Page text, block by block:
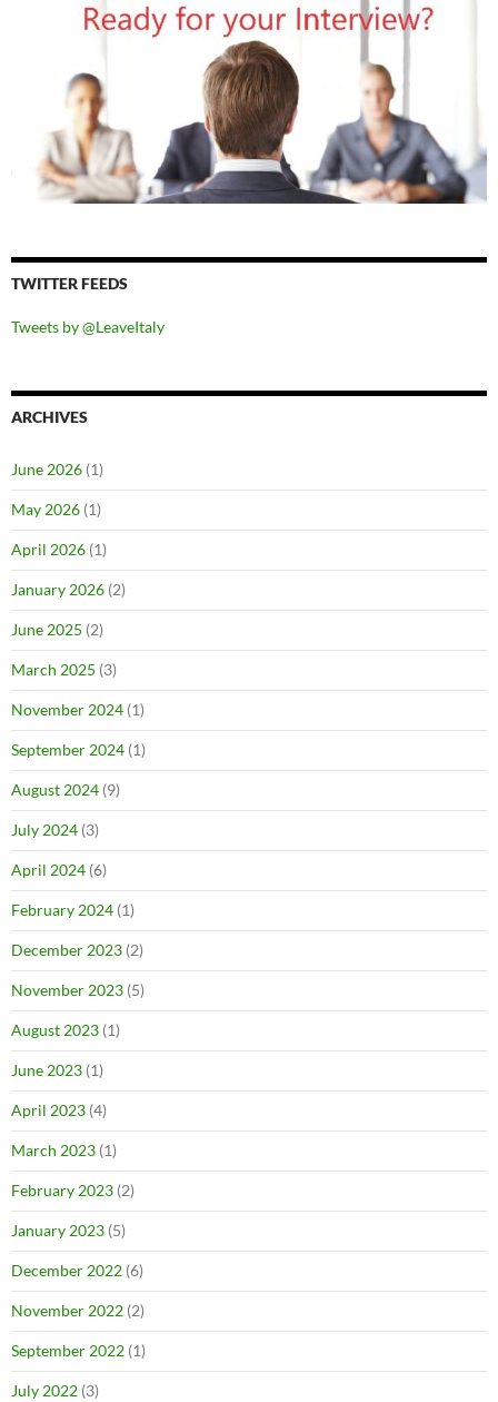
TWITTER FEEDS
Tweets by @LeaveItaly
ARCHIVES
June 2026 (1)
May 2026 (1)
April 2026 (1)
January 2026 (2)
June 2025 (2)
March 2025 (3)
November 2024 (1)
September 2024 (1)
August 2024 (9)
July 2024 (3)
April 2024 (6)
February 2024 (1)
December 2023 (2)
November 2023 (5)
August 2023 (1)
June 2023 (1)
April 2023 (4)
March 2023 (1)
February 2023 (2)
January 2023 (5)
December 2022 (6)
November 2022 (2)
September 2022 (1)
July 2022 (3)